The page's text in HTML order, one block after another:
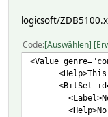
<BitSet
<Label
<Help>Upper
<Help
</BitSet>
<BitSet
<BitSet
<Label>Light
<Help>Use
</BitSet>
<BitSet
<Help>Use
</BitSet>
<BitSet
logicsoft/
Code Auswählen
<Value
<Help>This
<BitSet
<Label>No
<Help>No